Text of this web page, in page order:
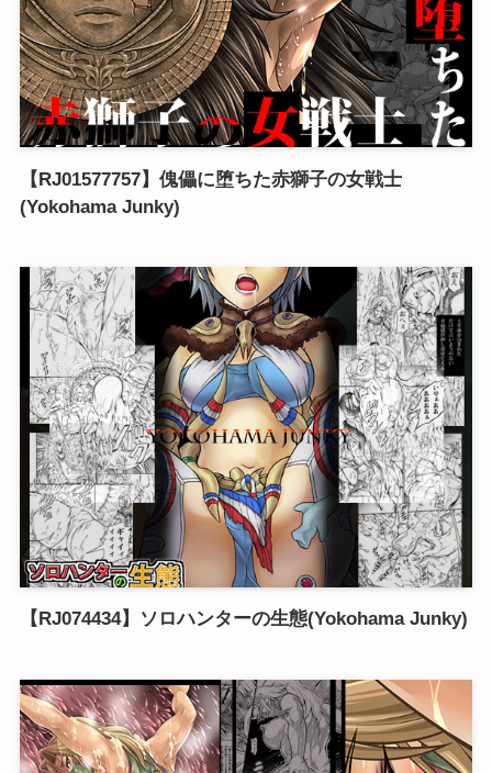
【RJ01577757】傀儡に堕ちた赤獅子の女戦士
(Yokohama Junky)
【RJ074434】ソロハンターの生態(Yokohama Junky)